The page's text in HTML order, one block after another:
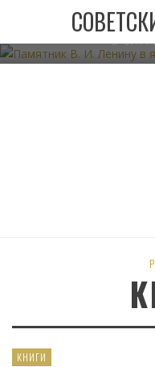
ПАМЯТНИК В. И.
КНИГИ